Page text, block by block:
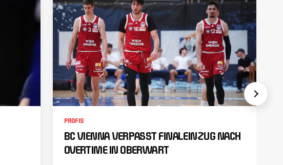
PROFIS
BC VIENNA VERPASST FINALEINZUG NACH
OVERTIME IN OBERWART